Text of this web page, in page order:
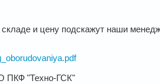
и цену подскажут наши
ПКФ "Техно-ГСК"